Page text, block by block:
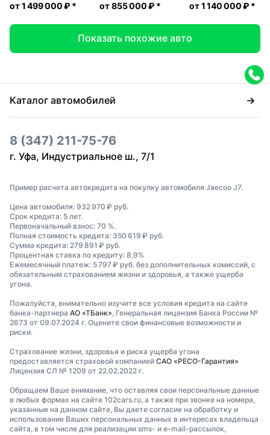
от1 499 000 ₽ *
от855 000 ₽ *
от1 140 000 ₽ *
Показать похожие авто
Каталог автомобилей
8 (347) 211-75-76
г. Уфа, Индустриальное ш., 7/1
Пример расчета автокредита на покупку автомобиля Jaecoo J7.
Цена автомобиля: 932 970 ₽ руб.
Срок кредита: 5 лет.
Первоначальный взнос: 70 %.
Полная стоимость кредита: 350 619 ₽ руб.
Сумма кредита: 279 891 ₽ руб.
Процентная ставка по кредиту: 8,9%
Ежемесячный платеж: 5 797 ₽ руб. без дополнительных комиссий, с
обязательным страхованием жизни и здоровья, а также ущерба
угона.
Пожалуйста, внимательно изучите все условия кредита на сайте
банка-партнера АО «ТБанк» , Генеральная лицензия Банка России №
2673 от 09.07.2024 г. Оцените свои финансовые возможности и
риски.
Страхование жизни, здоровья и риска ущерба угона
предоставляется страховой компанией САО «РЕСО-Гарантия»
Лицензия СЛ № 1209 от 22.02.2022 г.
Обращаем Ваше внимание, что оставляя свои персональные данные
в любых формах на сайте 102cars.ru, а также при звонке на номера,
указанные на данном сайте, Вы даете согласие на обработку и
использование Ваших персональных данных в интересах владельца
сайта, в том числе для реализации sms- и e-mail-рассылок,